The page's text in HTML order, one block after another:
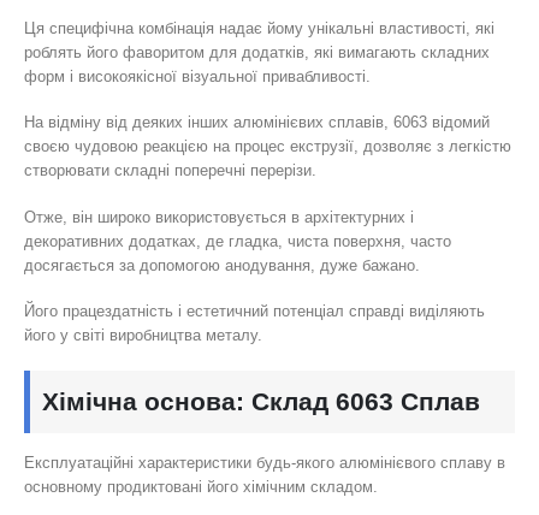
Ця специфічна комбінація надає йому унікальні властивості, які
роблять його фаворитом для додатків, які вимагають складних
форм і високоякісної візуальної привабливості.
На відміну від деяких інших алюмінієвих сплавів, 6063 відомий
своєю чудовою реакцією на процес екструзії, дозволяє з легкістю
створювати складні поперечні перерізи.
Отже, він широко використовується в архітектурних і
декоративних додатках, де гладка, чиста поверхня, часто
досягається за допомогою анодування, дуже бажано.
Його працездатність і естетичний потенціал справді виділяють
його у світі виробництва металу.
Хімічна основа: Склад 6063 Сплав
Експлуатаційні характеристики будь-якого алюмінієвого сплаву в
основному продиктовані його хімічним складом.